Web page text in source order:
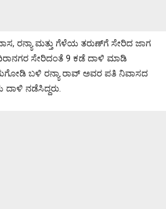
ರನ್ಯಾ ಮತ್ತು ಗೆಳೆಯ ತರುಣ್‌ಗೆ ಸೇರಿದ ಜಾಗ
ಸೇರಿದಂತೆ 9 ಕಡೆ ದಾಳಿ ಮಾಡಿ
ಬಳಿ ರನ್ಯಾ ರಾವ್ ಅವರ ಪತಿ ನಿವಾಸದ
ನಡೆಸಿದ್ದರು.